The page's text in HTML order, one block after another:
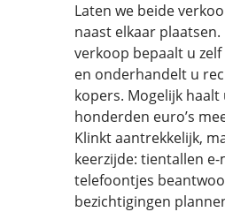
Laten we beide
naast elkaar
verkoop bepaalt u
en onderhandelt u
kopers. Mogelijk haalt
honderden euro’s
Klinkt aantrekkelijk,
keerzijde: tientallen e-
telefoontjes
bezichtigingen